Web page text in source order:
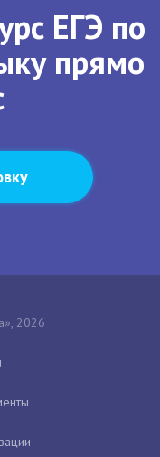
ЕГЭ по
прямо
2026